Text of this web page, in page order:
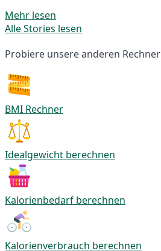
Mehr lesen
Alle Stories lesen
Probiere unsere anderen Rechner
BMI Rechner
Idealgewicht berechnen
Kalorienbedarf berechnen
Kalorienverbrauch berechnen